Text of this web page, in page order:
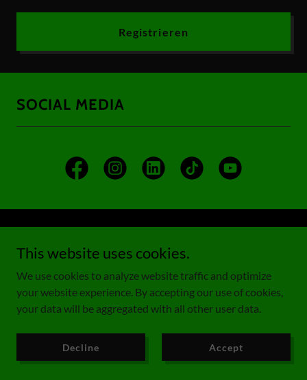
Registrieren
SOCIAL MEDIA
Impressum
Datenschutzerklärung
Aarauerstrasse 21, 5734 Reinach
This website uses cookies.
We use cookies to analyze website traffic and optimize
your website experience. By accepting our use of cookies,
your data will be aggregated with all other user data.
Decline Accept